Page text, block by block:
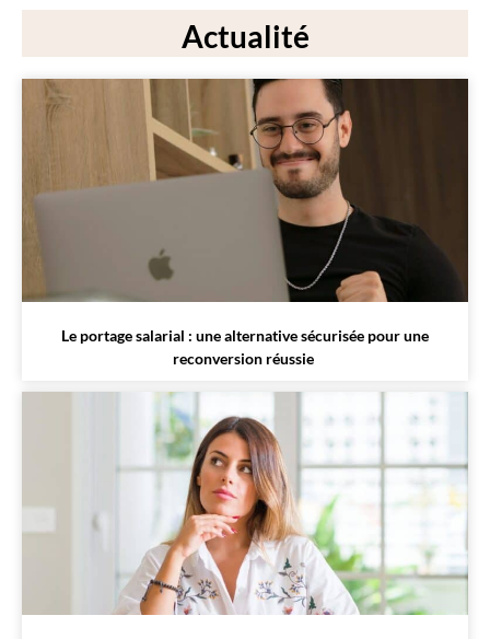
Actualité
Le portage salarial : une alternative sécurisée pour une
reconversion réussie